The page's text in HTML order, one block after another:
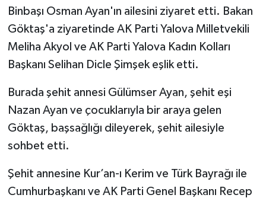
Binbaşı Osman Ayan'ın ailesini ziyaret etti. Bakan
Göktaş'a ziyaretinde AK Parti Yalova Milletvekili
Meliha Akyol ve AK Parti Yalova Kadın Kolları
Başkanı Selihan Dicle Şimşek eşlik etti.
Burada şehit annesi Gülümser Ayan, şehit eşi
Nazan Ayan ve çocuklarıyla bir araya gelen
Göktaş, başsağlığı dileyerek, şehit ailesiyle
sohbet etti.
Şehit annesine Kur’an-ı Kerim ve Türk Bayrağı ile
Cumhurbaşkanı ve AK Parti Genel Başkanı Recep